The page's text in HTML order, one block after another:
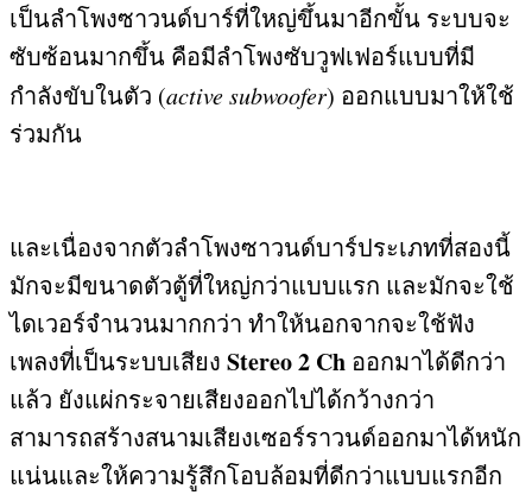
เป็นลำโพงซาวนด์บาร์ที่ใหญ่ขึ้นมาอีกขั้น ระบบจะ
ซับซ้อนมากขึ้น คือมีลำโพงซับวูฟเฟอร์แบบที่มี
กำลังขับในตัว (active subwoofer) ออกแบบมาให้ใช้
ร่วมกัน
และเนื่องจากตัวลำโพงซาวนด์บาร์ประเภทที่สองนี้
มักจะมีขนาดตัวตู้ที่ใหญ่กว่าแบบแรก และมักจะใช้
ไดเวอร์จำนวนมากกว่า ทำให้นอกจากจะใช้ฟัง
เพลงที่เป็นระบบเสียง Stereo 2 Ch ออกมาได้ดีกว่า
แล้ว ยังแผ่กระจายเสียงออกไปได้กว้างกว่า
สามารถสร้างสนามเสียงเซอร์ราวนด์ออกมาได้หนัก
แน่นและให้ความรู้สึกโอบล้อมที่ดีกว่าแบบแรกอีก